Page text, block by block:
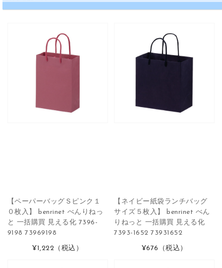
【ペーパーバッグＳピンク１
０枚入】 benrinet べんりねっ
と 一括購買 見える化 7396-
9198 73969198
¥1,222 （税込）
【ネイビー紙袋ランチバッグ
サイズ５枚入】 benrinet べん
りねっと 一括購買 見える化
7393-1652 73931652
¥676 （税込）